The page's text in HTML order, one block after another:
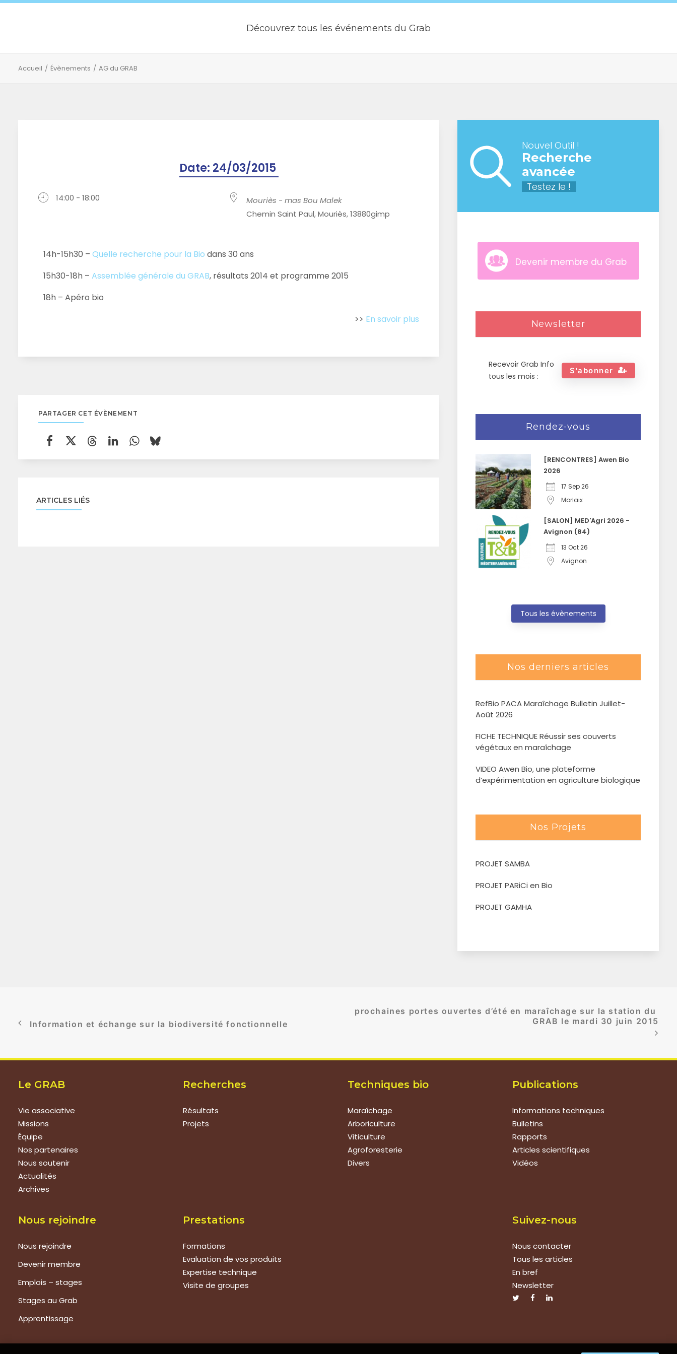
Découvrez tous les événements du Grab
Accueil Évènements AG du GRAB
Date: 24/03/2015
14:00 - 18:00
Mouriès - mas Bou Malek
Chemin Saint Paul, Mouriès, 13880gimp
14h-15h30 – Quelle recherche pour la Bio dans 30 ans
15h30-18h – Assemblée générale du GRAB, résultats 2014 et programme 2015
18h – Apéro bio
>> En savoir plus
PARTAGER CET ÉVÈNEMENT
ARTICLES LIÉS
Nouvel Outil !
Recherche
avancée
Testez le !
Devenir membre du Grab
Newsletter
Recevoir Grab Info
tous les mois :
S'abonner
Rendez-vous
[RENCONTRES] Awen Bio
2026
17 Sep 26
Morlaix
[SALON] MED'Agri 2026 -
Avignon (84)
13 Oct 26
Avignon
Tous les évènements
Nos derniers articles
RefBio PACA Maraîchage Bulletin Juillet-
Août 2026
FICHE TECHNIQUE Réussir ses couverts
végétaux en maraîchage
VIDEO Awen Bio, une plateforme
d’expérimentation en agriculture biologique
Nos Projets
PROJET SAMBA
PROJET PARiCi en Bio
PROJET GAMHA
Information et échange sur la biodiversité fonctionnelle
prochaines portes ouvertes d’été en maraîchage sur la station du
GRAB le mardi 30 juin 2015
Le GRAB
Vie associative
Missions
Équipe
Nos partenaires
Nous soutenir
Actualités
Archives
Recherches
Résultats
Projets
Techniques bio
Maraîchage
Arboriculture
Viticulture
Agroforesterie
Divers
Publications
Informations techniques
Bulletins
Rapports
Articles scientifiques
Vidéos
Nous rejoindre
Nous rejoindre
Devenir membre
Emplois – stages
Stages au Grab
Apprentissage
Prestations
Formations
Evaluation de vos produits
Expertise technique
Visite de groupes
Suivez-nous
Nous contacter
Tous les articles
En bref
Newsletter